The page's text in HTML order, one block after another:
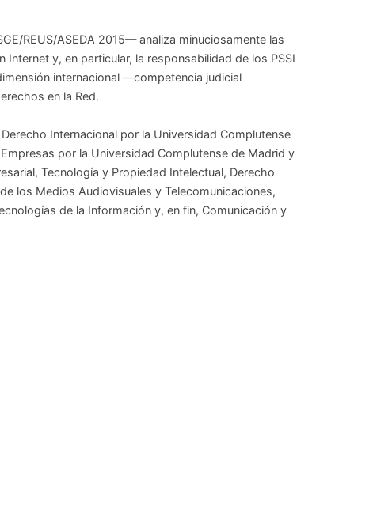
REUS/ASEDA 2015— analiza minuciosamente las
y, en particular, la responsabilidad de los PSSI
internacional —competencia judicial
en la Red.
Internacional por la Universidad Complutense
por la Universidad Complutense de Madrid y
Tecnología y Propiedad Intelectual, Derecho
los Medios Audiovisuales y Telecomunicaciones,
de la Información y, en fin, Comunicación y